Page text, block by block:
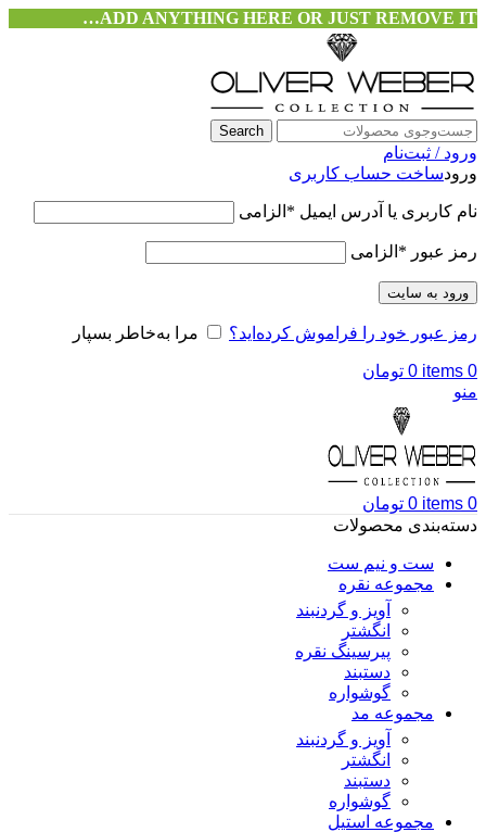
ADD ANYTHING HERE OR JUST REMOVE IT…
Search
ورود / ثبت‌نام
ورودساخت حساب کاربری
نام کاربری یا آدرس ایمیل * الزامی
رمز عبور * الزامی
ورود به سایت
رمز عبور خود را فراموش کرده‌اید؟ مرا به‌خاطر بسپار
0
items
0 تومان
منو
0
items
0 تومان
دسته‌بندی محصولات
ست و نیم ست
مجموعه نقره
آویز و گردنبند
انگشتر
پیرسینگ نقره
دستبند
گوشواره
مجموعه مد
آویز و گردنبند
انگشتر
دستبند
گوشواره
مجموعه استیل